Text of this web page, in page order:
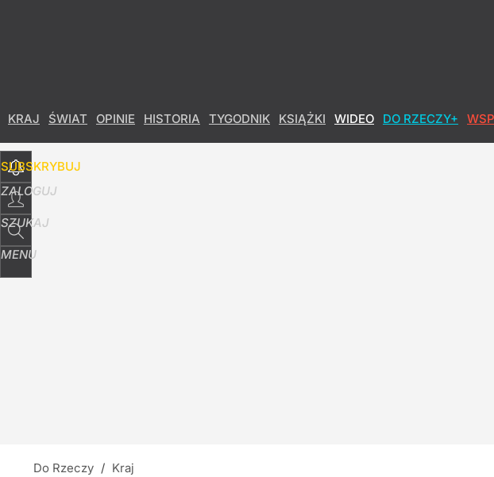
KRAJ ŚWIAT OPINIE HISTORIA TYGODNIK KSIĄŻKI WIDEO DO RZECZY+
SUBSKRYBUJ
ZALOGUJ
SZUKAJ
MENU
Do Rzeczy / Kraj